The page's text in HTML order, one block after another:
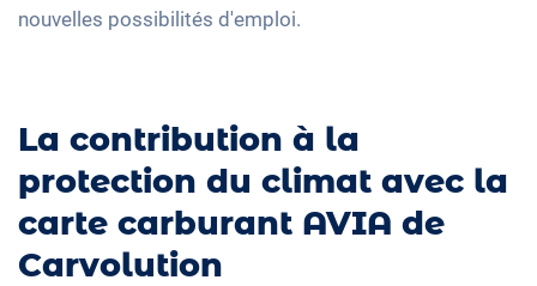
nouvelles possibilités d'emploi.
La contribution à la
protection du climat avec la
carte carburant AVIA de
Carvolution